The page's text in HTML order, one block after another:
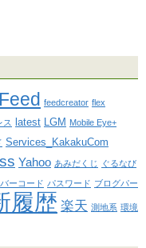
Feed feedcreator flex
ス latest LGM Mobile Eye+
Services_KakakuCom
Yahoo あみだくじ ぐるなび
バーコード パスワード ブログパー
履歴 楽天 測地系 環境